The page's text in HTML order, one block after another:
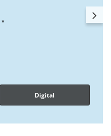
*
Digital